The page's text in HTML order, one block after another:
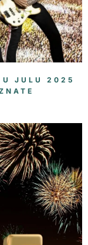
U JULU 2025